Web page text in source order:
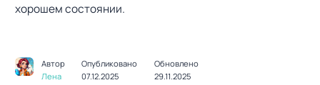
хорошем состоянии.
Автор
Лена
Опубликовано
07.12.2025
Обновлено
29.11.2025